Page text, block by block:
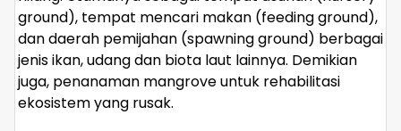
ground), tempat mencari makan (feeding ground),
dan daerah pemijahan (spawning ground) berbagai
jenis ikan, udang dan biota laut lainnya. Demikian
juga, penanaman mangrove untuk rehabilitasi
ekosistem yang rusak.